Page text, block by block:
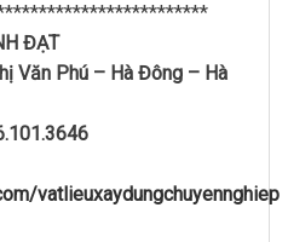
ĐẠT
Văn Phú – Hà Đông – Hà
vatlieuxaydungchuyennghiep